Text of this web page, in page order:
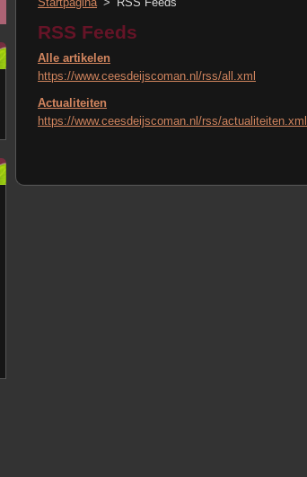
RSS Feeds
Alle artikelen
https://www.ceesdeijscoman.nl/rss/all.xml
Actualiteiten
https://www.ceesdeijscoman.nl/rss/actualiteiten.xml